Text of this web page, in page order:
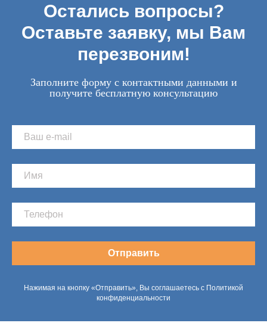
Остались вопросы?
Оставьте заявку, мы Вам
перезвоним!
Заполните форму с контактными данными и
получите бесплатную консультацию
Отправить
Нажимая на кнопку «Отправить», Вы соглашаетесь с Политикой
конфиденциальности